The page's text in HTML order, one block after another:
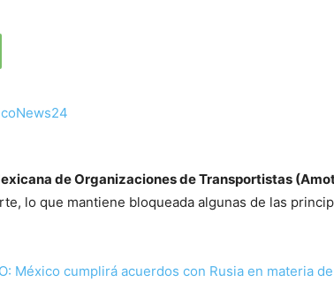
de Organizaciones de Transportistas
lo que mantiene bloqueada algunas de las
México cumplirá acuerdos con Rusia en materia